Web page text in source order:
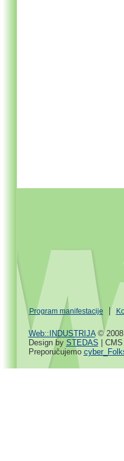
Program manifestacije
Web::INDUSTRIJA© 2008
Design by STEDAS |
Preporučujemo